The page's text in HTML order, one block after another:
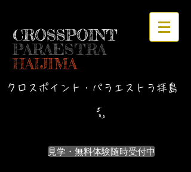
CROSSPOINT
PARAESTRA
HAIJIMA
クロスポイント・パラエストラ拝島
見学・無料体験随時受付中